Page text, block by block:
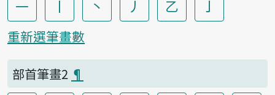
一 丨 丶 丿 乙 亅
重新選筆畫數
部首筆畫2 ¶